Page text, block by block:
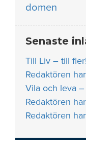
domen
Senaste
Till Liv – till fler!
Redaktören
Vila och leva
Redaktören
Redaktören